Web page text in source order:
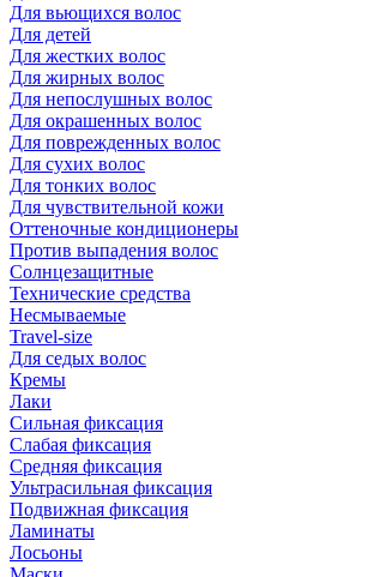
Для вьющихся волос
Для детей
Для жестких волос
Для жирных волос
Для непослушных волос
Для окрашенных волос
Для поврежденных волос
Для сухих волос
Для тонких волос
Для чувствительной кожи
Оттеночные кондиционеры
Против выпадения волос
Солнцезащитные
Технические средства
Несмываемые
Travel-size
Для седых волос
Кремы
Лаки
Сильная фиксация
Слабая фиксация
Средняя фиксация
Ультрасильная фиксация
Подвижная фиксация
Ламинаты
Лосьоны